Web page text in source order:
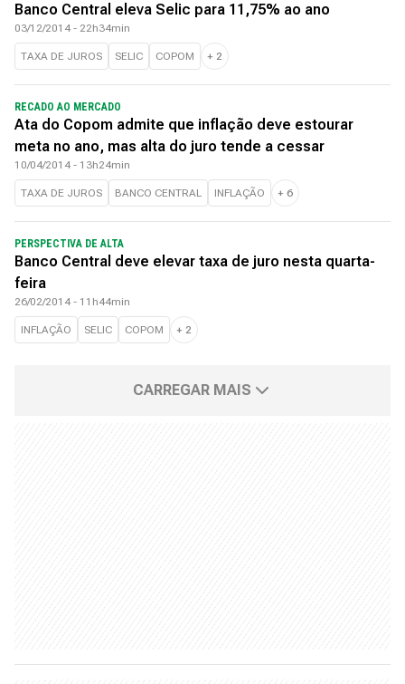
Banco Central eleva Selic para 11,75% ao ano
03/12/2014 - 22h34min
TAXA DE JUROS SELIC COPOM + 2
RECADO AO MERCADO
Ata do Copom admite que inflação deve estourar
meta no ano, mas alta do juro tende a cessar
10/04/2014 - 13h24min
TAXA DE JUROS BANCO CENTRAL INFLAÇÃO + 6
PERSPECTIVA DE ALTA
Banco Central deve elevar taxa de juro nesta quarta-
feira
26/02/2014 - 11h44min
INFLAÇÃO SELIC COPOM + 2
CARREGAR MAIS